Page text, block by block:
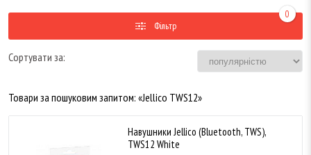
Фільтр
0
Сортувати за:
Товари за пошуковим запитом: «Jellico TWS12»
Навушники Jellico (Bluetooth, TWS),
TWS12 White